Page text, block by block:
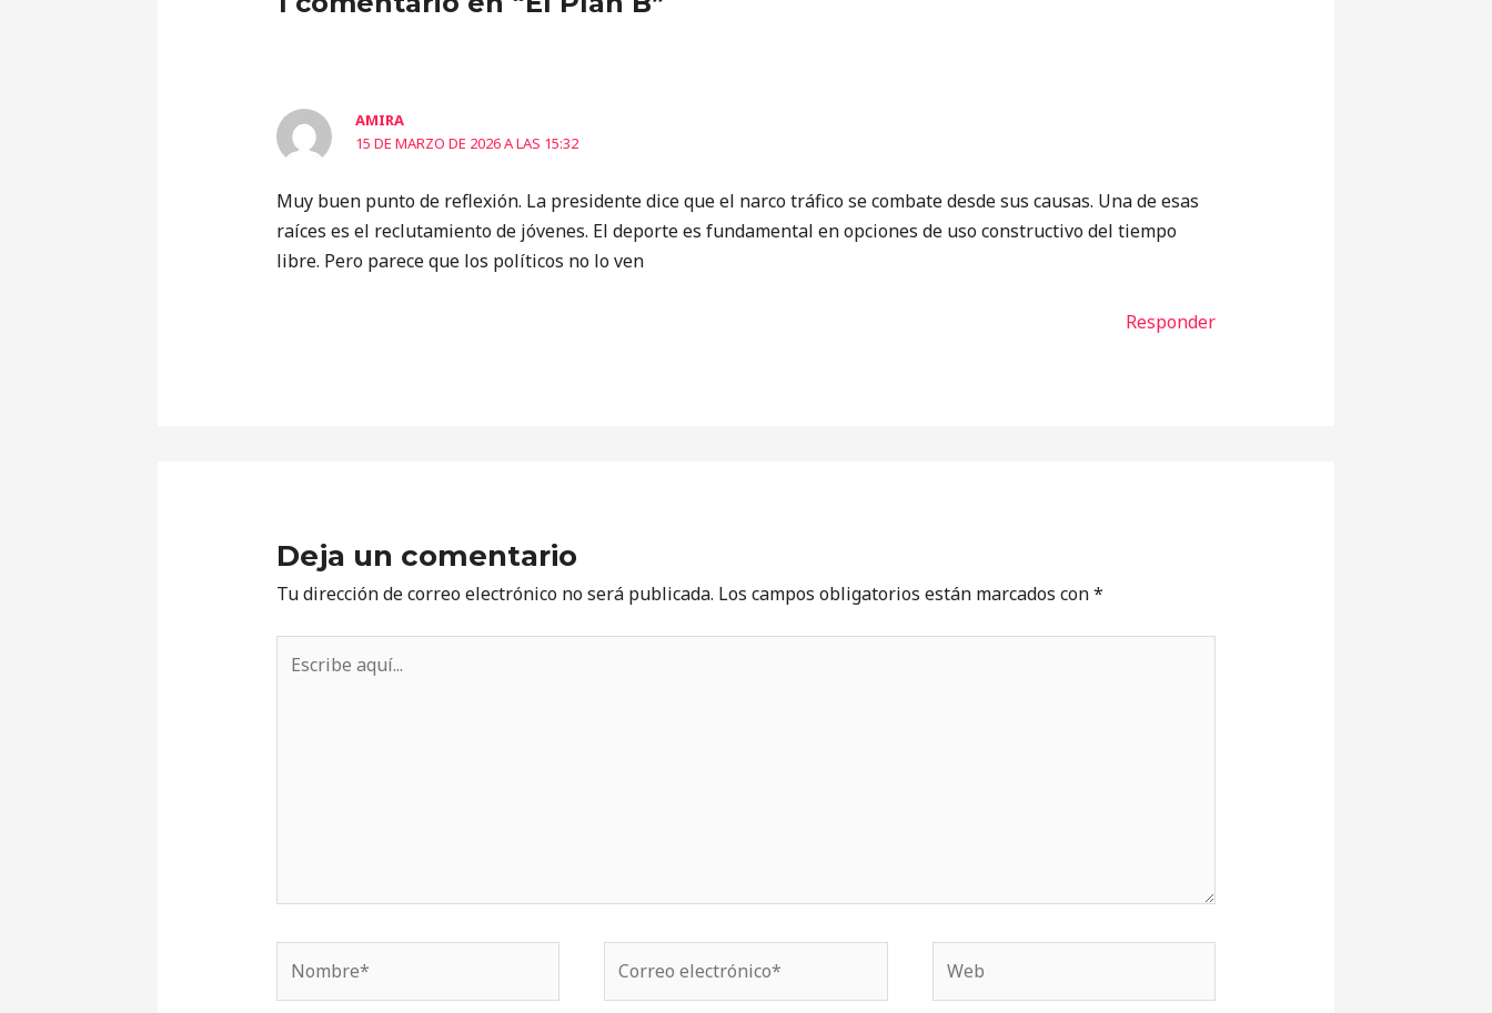
AMIRA
15 DE MARZO DE 2026 A LAS 15:32
Muy buen punto de reflexión. La presidente dice que el narco tráfico se combate desde sus causas. Una de esas
raíces es el reclutamiento de jóvenes. El deporte es fundamental en opciones de uso constructivo del tiempo
libre. Pero parece que los políticos no lo ven
Responder
Deja un comentario
Tu dirección de correo electrónico no será publicada. Los campos obligatorios están marcados con*
aquí...
electrónico*